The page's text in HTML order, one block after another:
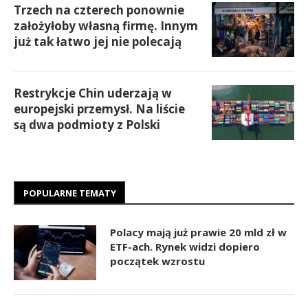
Trzech na czterech ponownie
założyłoby własną firmę. Innym
już tak łatwo jej nie polecają
Restrykcje Chin uderzają w
europejski przemysł. Na liście
są dwa podmioty z Polski
POPULARNE TEMATY
Polacy mają już prawie 20 mld zł w
ETF-ach. Rynek widzi dopiero
początek wzrostu